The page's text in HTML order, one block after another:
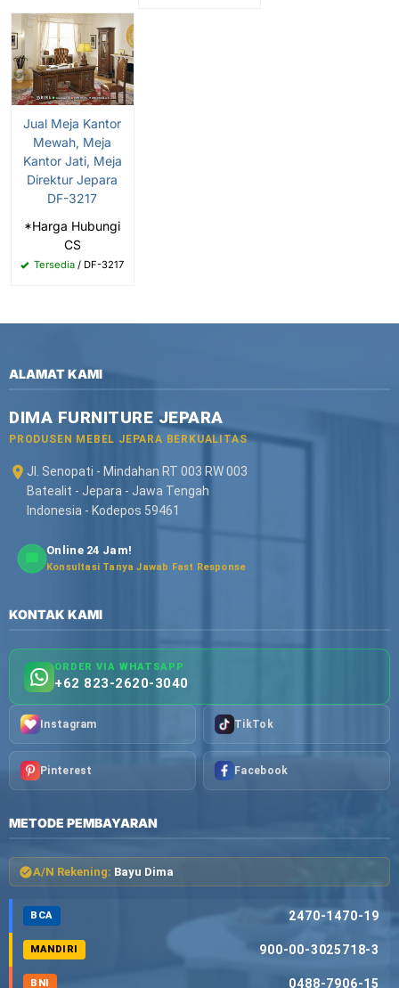
Jual Meja Kantor
Mewah, Meja
Kantor Jati, Meja
Direktur Jepara
DF-3217
*Harga Hubungi
CS
Tersedia / DF-3217
ALAMAT KAMI
DIMA FURNITURE JEPARA
PRODUSEN MEBEL JEPARA BERKUALITAS
Jl. Senopati - Mindahan RT 003 RW 003
Batealit - Jepara - Jawa Tengah
Indonesia - Kodepos 59461
Online 24 Jam!
Konsultasi Tanya Jawab Fast Response
KONTAK KAMI
ORDER VIA WHATSAPP
+62 823-2620-3040
Instagram TikTok
Pinterest Facebook
METODE PEMBAYARAN
A/N Rekening: Bayu Dima
BCA 2470-1470-19
MANDIRI 900-00-3025718-3
BNI 0488-7906-15